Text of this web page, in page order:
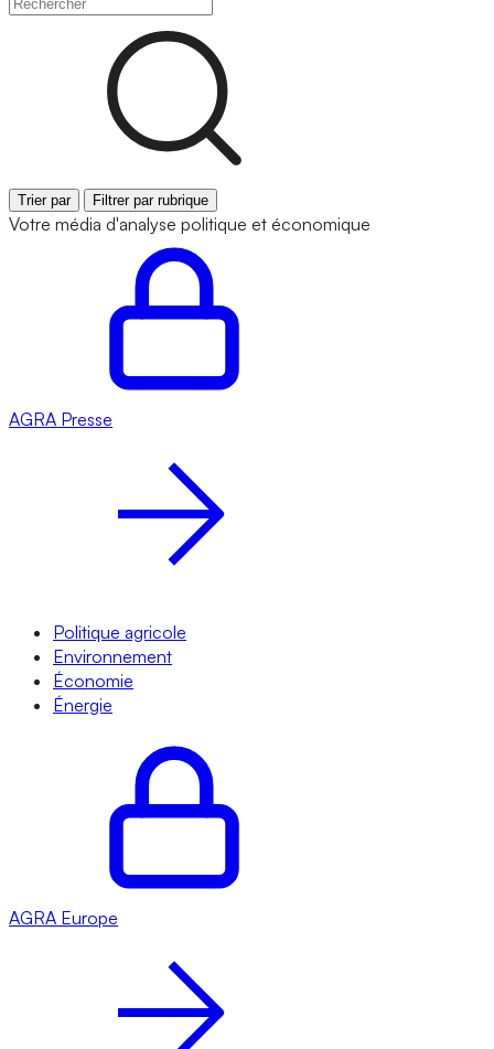
Trier par Filtrer par rubrique
Votre média d'analyse politique et économique
AGRA Presse
Politique agricole
Environnement
Économie
Énergie
AGRA Europe